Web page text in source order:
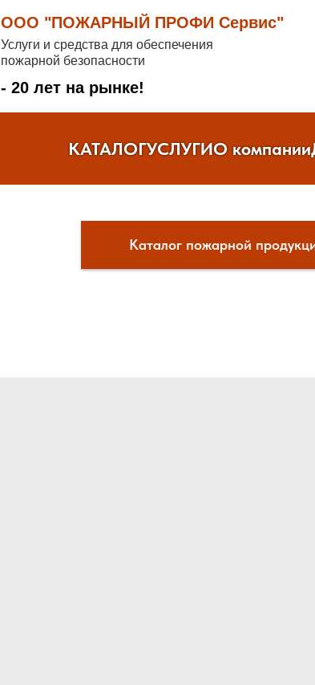
Услуги и средства для обеспечения
пожарной безопасности
- 20 лет на рынке!
ООО "ПОЖАРНЫЙ ПРОФИ Сервис"
КАТАЛОГУСЛУГИО компании
Каталог пожарной